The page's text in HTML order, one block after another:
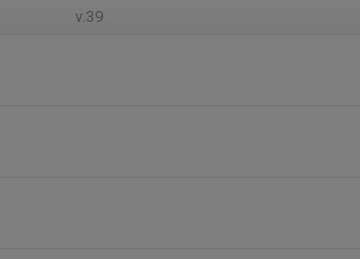
v.39